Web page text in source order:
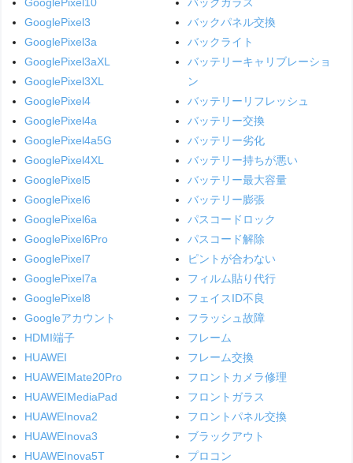
GooglePixel3
GooglePixel3a
GooglePixel3aXL
GooglePixel3XL
GooglePixel4
GooglePixel4a
GooglePixel4a5G
GooglePixel4XL
GooglePixel5
GooglePixel6
GooglePixel6a
GooglePixel6Pro
GooglePixel7
GooglePixel7a
GooglePixel8
Googleアカウント
HDMI端子
HUAWEI
HUAWEIMate20Pro
HUAWEIMediaPad
HUAWEInova2
HUAWEInova3
HUAWEInova5T
バックパネル交換
バックライト
バッテリーキャリブレーショ
ン
バッテリーリフレッシュ
バッテリー交換
バッテリー劣化
バッテリー持ちが悪い
バッテリー最大容量
バッテリー膨張
パスコードロック
パスコード解除
ピントが合わない
フィルム貼り代行
フェイスID不良
フラッシュ故障
フレーム
フレーム交換
フロントカメラ修理
フロントガラス
フロントパネル交換
ブラックアウト
プロコン